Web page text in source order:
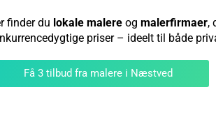
finder du lokale malere ogmalerfirmaer,
priser – ideelt til både
Få 3 tilbud fra malere i Næstved